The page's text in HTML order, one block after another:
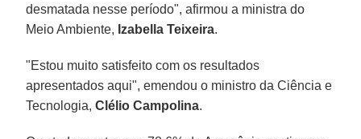
desmatada nesse período", afirmou a ministra do
Meio Ambiente, Izabella Teixeira.
"Estou muito satisfeito com os resultados
apresentados aqui", emendou o ministro da Ciência e
Tecnologia,Clélio Campolina.